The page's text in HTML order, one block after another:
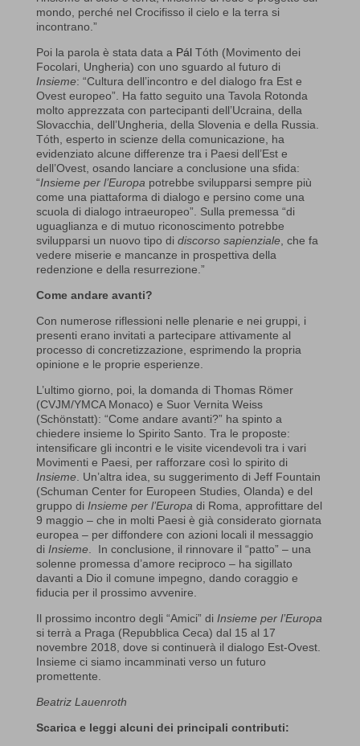
mondo, perché nel Crocifisso il cielo e la terra si
incontrano.”
Poi la parola è stata data a Pál Tóth (Movimento dei
Focolari, Ungheria) con uno sguardo al futuro di
Insieme: “Cultura dell’incontro e del dialogo fra Est e
Ovest europeo”. Ha fatto seguito una Tavola Rotonda
molto apprezzata con partecipanti dell’Ucraina, della
Slovacchia, dell’Ungheria, della Slovenia e della Russia.
Tóth, esperto in scienze della comunicazione, ha
evidenziato alcune differenze tra i Paesi dell’Est e
dell’Ovest, osando lanciare a conclusione una sfida:
“Insieme per l’Europa potrebbe svilupparsi sempre più
come una piattaforma di dialogo e persino come una
scuola di dialogo intraeuropeo”. Sulla premessa “di
uguaglianza e di mutuo riconoscimento potrebbe
svilupparsi un nuovo tipo di discorso sapienziale, che fa
vedere miserie e mancanze in prospettiva della
redenzione e della resurrezione.”
Come andare avanti?
Con numerose riflessioni nelle plenarie e nei gruppi, i
presenti erano invitati a partecipare attivamente al
processo di concretizzazione, esprimendo la propria
opinione e le proprie esperienze.
L’ultimo giorno, poi, la domanda di Thomas Römer
(CVJM/YMCA Monaco) e Suor Vernita Weiss
(Schönstatt): “Come andare avanti?” ha spinto a
chiedere insieme lo Spirito Santo. Tra le proposte:
intensificare gli incontri e le visite vicendevoli tra i vari
Movimenti e Paesi, per rafforzare così lo spirito di
Insieme. Un’altra idea, su suggerimento di Jeff Fountain
(Schuman Center for Europeen Studies, Olanda) e del
gruppo di Insieme per l’Europa di Roma, approfittare del
9 maggio – che in molti Paesi è già considerato giornata
europea – per diffondere con azioni locali il messaggio
di Insieme. In conclusione, il rinnovare il “patto” – una
solenne promessa d’amore reciproco – ha sigillato
davanti a Dio il comune impegno, dando coraggio e
fiducia per il prossimo avvenire.
Il prossimo incontro degli “Amici” di Insieme per l’Europa
si terrà a Praga (Repubblica Ceca) dal 15 al 17
novembre 2018, dove si continuerà il dialogo Est-Ovest.
Insieme ci siamo incamminati verso un futuro
promettente.
Beatriz Lauenroth
Scarica e leggi alcuni dei principali contributi: